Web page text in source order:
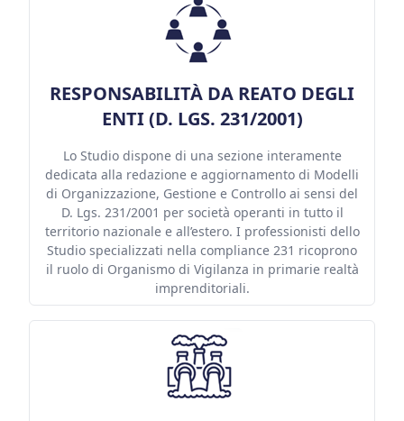
RESPONSABILITÀ DA REATO DEGLI
ENTI (D. LGS. 231/2001)
Lo Studio dispone di una sezione interamente
dedicata alla redazione e aggiornamento di Modelli
di Organizzazione, Gestione e Controllo ai sensi del
D. Lgs. 231/2001 per società operanti in tutto il
territorio nazionale e all’estero. I professionisti dello
Studio specializzati nella compliance 231 ricoprono
il ruolo di Organismo di Vigilanza in primarie realtà
imprenditoriali.